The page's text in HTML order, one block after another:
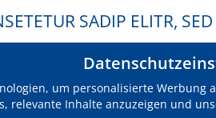
um personalisierte
Inhalte anzuzeigen und
SADIP ELITR,